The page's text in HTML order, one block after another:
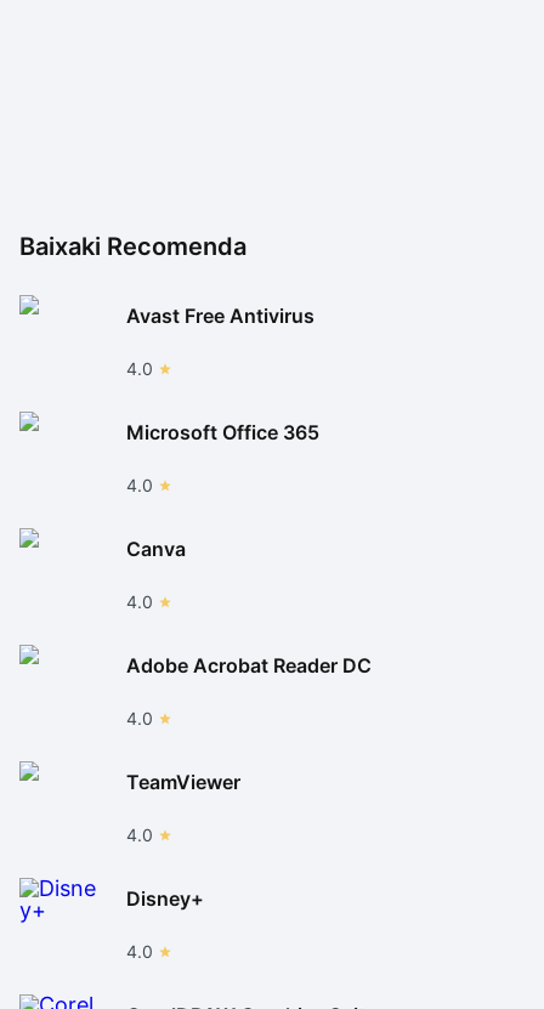
Baixaki Recomenda
Avast Free Antivirus
4.0
Microsoft Office 365
4.0
Canva
4.0
Adobe Acrobat Reader DC
4.0
TeamViewer
4.0
Disney+
4.0